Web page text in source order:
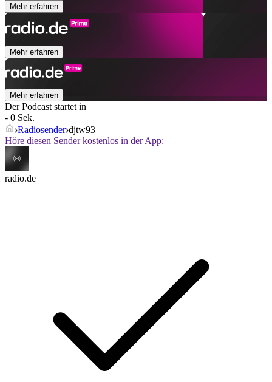
Mehr erfahren
Mehr erfahren
Mehr erfahren
Der Podcast startet in
- 0 Sek.
Radiosender djtw93
Höre diesen Sender kostenlos in der App:
radio.de